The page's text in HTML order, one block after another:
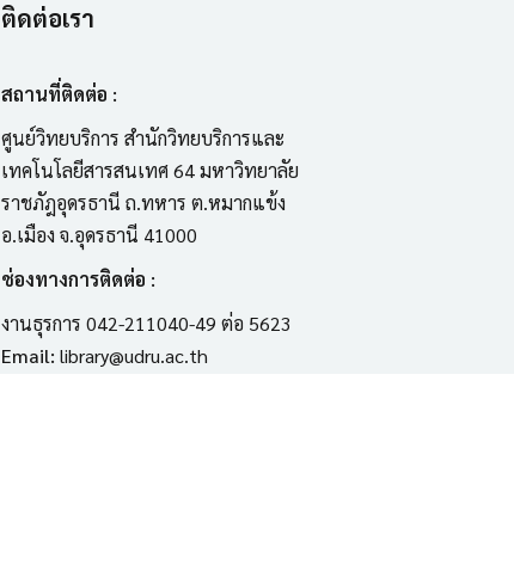
ติดต่อเรา
สถานที่ติดต่อ :
ศูนย์วิทยบริการ สำนักวิทยบริการและ
เทคโนโลยีสารสนเทศ 64 มหาวิทยาลัย
ราชภัฎอุดรธานี ถ.ทหาร ต.หมากแข้ง
อ.เมือง จ.อุดรธานี 41000
ช่องทางการติดต่อ :
งานธุรการ 042-211040-49 ต่อ 5623
Email: library@udru.ac.th